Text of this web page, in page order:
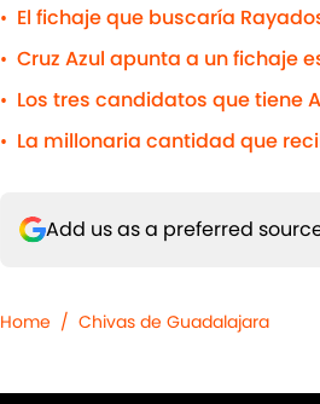
• El fichaje que buscaría
• Cruz Azul apunta a un fichaje
• Los tres candidatos que tiene
• La millonaria cantidad que
Add us as a preferred
Home / Chivas de Guadalajara